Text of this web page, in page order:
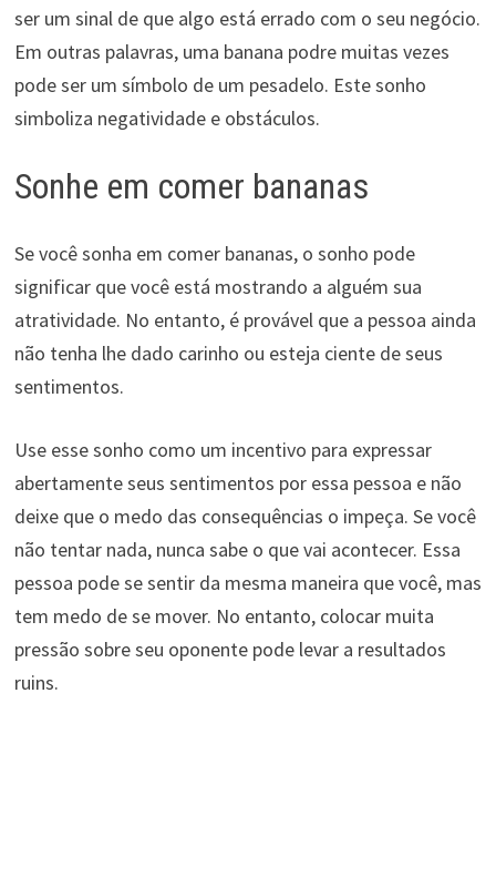
ser um sinal de que algo está errado com o seu negócio.
Em outras palavras, uma banana podre muitas vezes
pode ser um símbolo de um pesadelo. Este sonho
simboliza negatividade e obstáculos.
Sonhe em comer bananas
Se você sonha em comer bananas, o sonho pode
significar que você está mostrando a alguém sua
atratividade. No entanto, é provável que a pessoa ainda
não tenha lhe dado carinho ou esteja ciente de seus
sentimentos.
Use esse sonho como um incentivo para expressar
abertamente seus sentimentos por essa pessoa e não
deixe que o medo das consequências o impeça. Se você
não tentar nada, nunca sabe o que vai acontecer. Essa
pessoa pode se sentir da mesma maneira que você, mas
tem medo de se mover. No entanto, colocar muita
pressão sobre seu oponente pode levar a resultados
ruins.